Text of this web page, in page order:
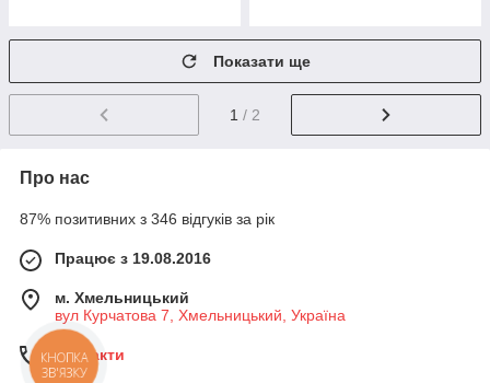
Показати ще
1 / 2
Про нас
87% позитивних з 346 відгуків за рік
Працює з 19.08.2016
м. Хмельницький
вул Курчатова 7, Хмельницький, Україна
Контакти
КНОПКА
ЗВ'ЯЗКУ